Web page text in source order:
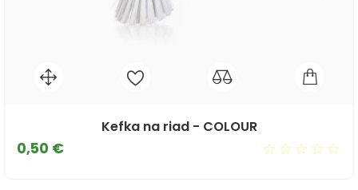
Kefka na riad - COLOUR
0,50 €Cena